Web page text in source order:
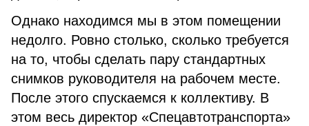
Однако находимся мы в этом помещении
недолго. Ровно столько, сколько требуется
на то, чтобы сделать пару стандартных
снимков руководителя на рабочем месте.
После этого спускаемся к коллективу. В
этом весь директор «Спецавтотранспорта»